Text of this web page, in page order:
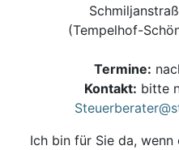
(Tempelhof-
Termine:
Kontakt: bitte
Ich bin für Sie da, wenn